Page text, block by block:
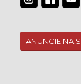
ANUNCIE NA